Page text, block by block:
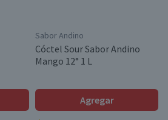
Sabor Andino
Cóctel Sour Sabor Andino
Mango 12° 1 L
Agregar